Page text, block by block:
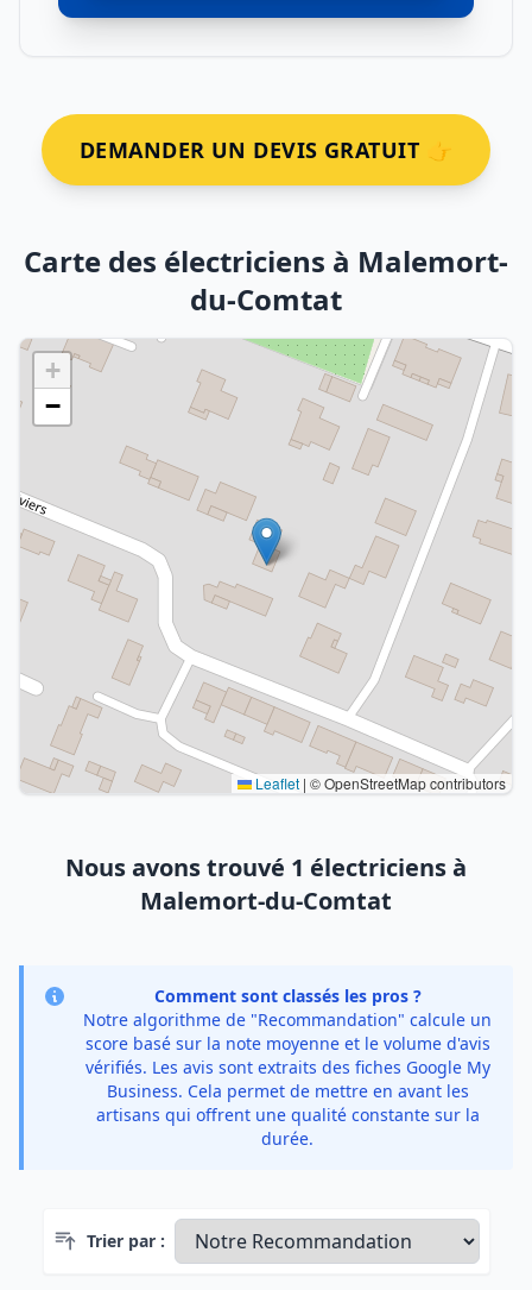
DEMANDER UN DEVIS GRATUIT 👉
Carte des électriciens à Malemort-
du-Comtat
+
−
Leaflet | © OpenStreetMap contributors
Nous avons trouvé 1 électriciens à
Malemort-du-Comtat
Comment sont classés les pros ?
Notre algorithme de "Recommandation" calcule un
score basé sur la note moyenne et le volume d'avis
vérifiés. Les avis sont extraits des fiches Google My
Business. Cela permet de mettre en avant les
artisans qui offrent une qualité constante sur la
durée.
Trier par :